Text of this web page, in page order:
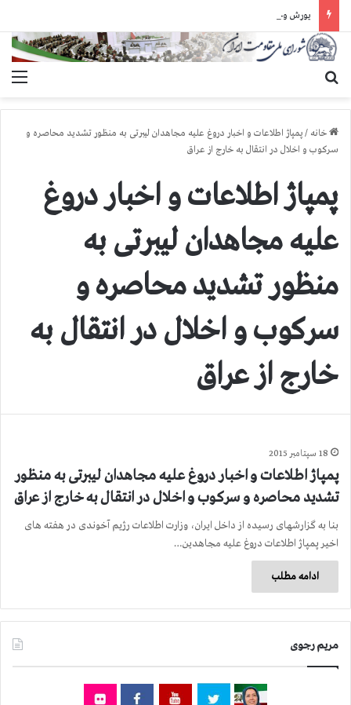
یورش وحشیانه گارد زندان اوین به سالن ۵ بند ۷ و ضرب و شتم زندانیان
خانه /پمپاژ اطلاعات و اخبار دروغ علیه مجاهدان لیبرتی به منظور تشدید محاصره و
سركوب و اخلال در انتقال به خارج از عراق
پمپاژ اطلاعات و اخبار دروغ
علیه مجاهدان لیبرتی به
منظور تشدید محاصره و
سركوب و اخلال در انتقال به
خارج از عراق
18 سپتامبر 2015
پمپاژ اطلاعات و اخبار دروغ علیه مجاهدان لیبرتی به منظور
تشدید محاصره و سركوب و اخلال در انتقال به خارج از عراق
بنا به گزارشهای رسیده از داخل ایران، وزارت اطلاعات رژیم آخوندی در هفته های
اخیر پمپاژ اطلاعات دروغ علیه مجاهدین…
ادامه مطلب
مریم رجوی